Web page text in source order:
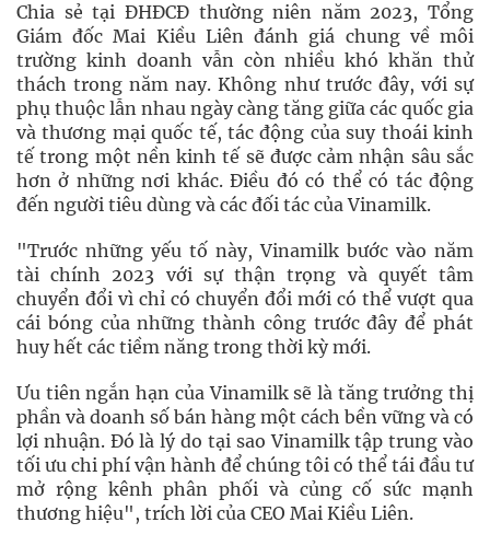
Chia sẻ tại ĐHĐCĐ thường niên năm 2023, Tổng
Giám đốc Mai Kiều Liên đánh giá chung về môi
trường kinh doanh vẫn còn nhiều khó khăn thử
thách trong năm nay. Không như trước đây, với sự
phụ thuộc lẫn nhau ngày càng tăng giữa các quốc gia
và thương mại quốc tế, tác động của suy thoái kinh
tế trong một nền kinh tế sẽ được cảm nhận sâu sắc
hơn ở những nơi khác. Điều đó có thể có tác động
đến người tiêu dùng và các đối tác của Vinamilk.
"Trước những yếu tố này, Vinamilk bước vào năm
tài chính 2023 với sự thận trọng và quyết tâm
chuyển đổi vì chỉ có chuyển đổi mới có thể vượt qua
cái bóng của những thành công trước đây để phát
huy hết các tiềm năng trong thời kỳ mới.
Ưu tiên ngắn hạn của Vinamilk sẽ là tăng trưởng thị
phần và doanh số bán hàng một cách bền vững và có
lợi nhuận. Đó là lý do tại sao Vinamilk tập trung vào
tối ưu chi phí vận hành để chúng tôi có thể tái đầu tư
mở rộng kênh phân phối và củng cố sức mạnh
thương hiệu", trích lời của CEO Mai Kiều Liên.